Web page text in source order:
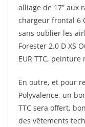
alliage de 17” aux
chargeur frontal 6
sans oublier les
Forester 2.0 D XS
EUR TTC,
En outre, et pour
Polyvalence, un
TTC sera offert,
des vêtements